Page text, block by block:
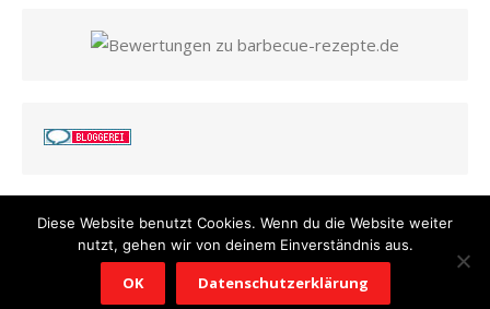
© 2026 Barbecue Rezepte/ Powered by WordPress /
Theme by
Design Lab
Diese Website benutzt Cookies. Wenn du die Website weiter
nutzt, gehen wir von deinem Einverständnis aus.
OK Datenschutzerklärung